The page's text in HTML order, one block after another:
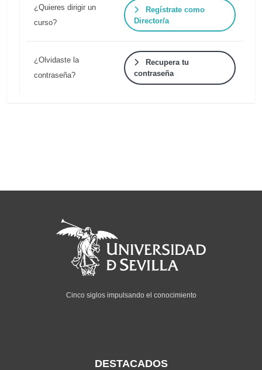
¿Quieres dirigir un
curso?
Regístrate como
Director/a
¿Olvidaste la
contraseña?
Recupera tu
contraseña
Cinco siglos impulsando el conocimiento
DESTACADOS